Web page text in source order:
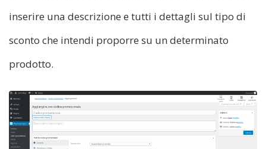
inserire una descrizione e tutti i dettagli sul tipo di
sconto che intendi proporre su un determinato
prodotto.